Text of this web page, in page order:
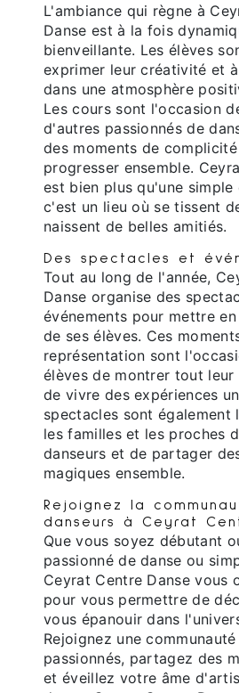
L'ambiance qui règne à
Danse est à la fois
bienveillante. Les élèves
exprimer leur créativité et
dans une atmosphère
Les cours sont l'occasion
d'autres passionnés de
des moments de
progresser ensemble.
est bien plus qu'une simple
c'est un lieu où se tissent
naissent de belles amitiés.
Des spectacles et
Tout au long de l'année,
Danse organise des
événements pour mettre
de ses élèves. Ces
représentation sont
élèves de montrer tout
de vivre des expériences
spectacles sont également
les familles et les proches
danseurs et de partager
magiques ensemble.
Rejoignez la
danseurs à Ceyrat
Que vous soyez débutant
passionné de danse ou
Ceyrat Centre Danse vous
pour vous permettre de
vous épanouir dans
Rejoignez une
passionnés, partagez des
et éveillez votre âme